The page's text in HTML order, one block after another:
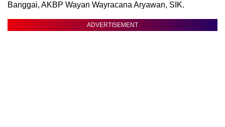
Banggai, AKBP Wayan Wayracana Aryawan, SIK.
ADVERTISEMENT